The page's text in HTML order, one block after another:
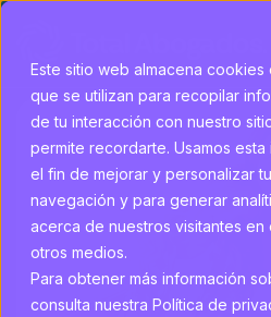
Este sitio web almacena
que se utilizan para recopilar
de tu interacción con nuestro
permite recordarte. Usamos
el fin de mejorar y personalizar
navegación y para generar
acerca de nuestros visitantes en
otros medios.
Para obtener más información
consulta nuestra Política de